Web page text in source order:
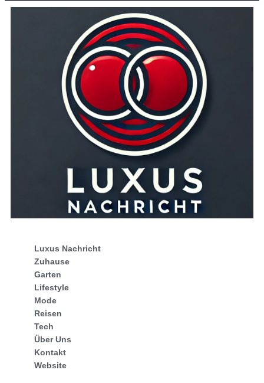
Luxus Nachricht
Zuhause
Garten
Lifestyle
Mode
Reisen
Tech
Über Uns
Kontakt
Website